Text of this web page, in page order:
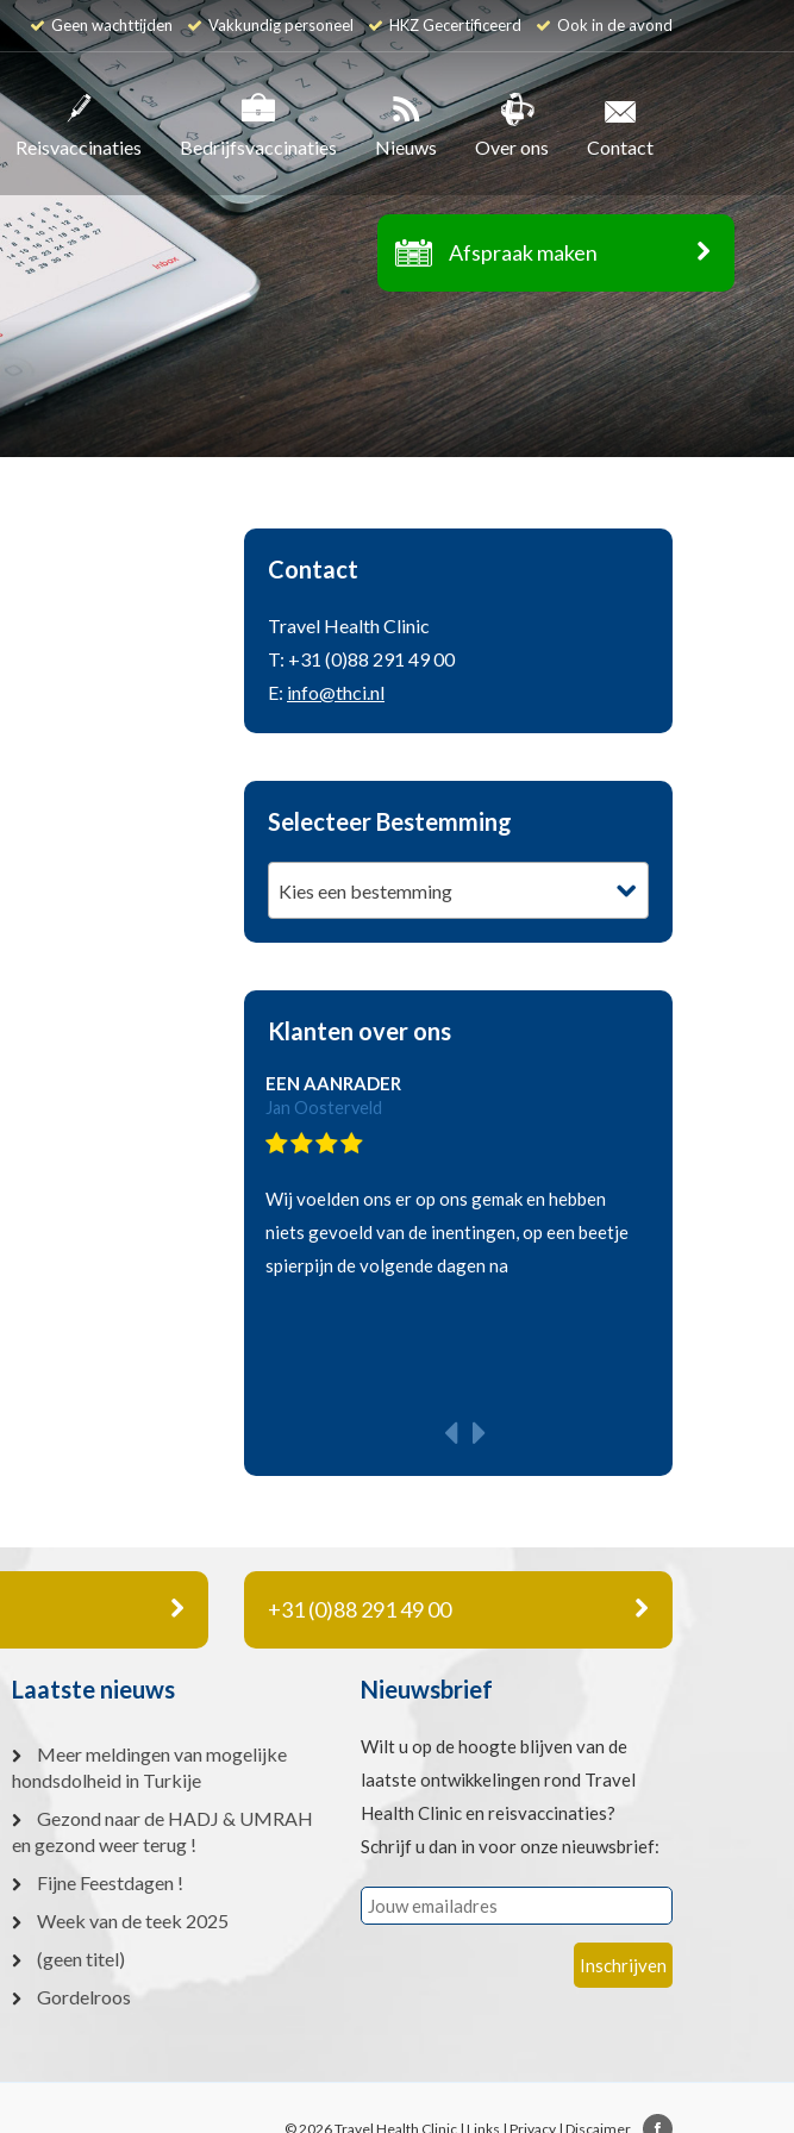
Afspraak maken
Geen wachttijden Vakkundig personeel HKZ Gecertificeerd Ook in de avond
Reisvaccinaties Bedrijfsvaccinaties Nieuws Over ons Contact
Contact
Travel Health Clinic
T: +31 (0)88 291 49 00
E: info@thci.nl
Selecteer Bestemming
Kies een bestemming
Klanten over ons
EEN AANRADER
Jan Oosterveld
Wij voelden ons er op ons gemak en hebben
niets gevoeld van de inentingen, op een beetje
spierpijn de volgende dagen na
+31 (0)88 291 49 00
Laatste nieuws
Meer meldingen van mogelijke
hondsdolheid in Turkije
Gezond naar de HADJ & UMRAH
en gezond weer terug !
Fijne Feestdagen !
Week van de teek 2025
(geen titel)
Gordelroos
Nieuwsbrief
Wilt u op de hoogte blijven van de
laatste ontwikkelingen rond Travel
Health Clinic en reisvaccinaties?
Schrijf u dan in voor onze nieuwsbrief:
© 2026 Travel Health Clinic | Links | Privacy | Discaimer